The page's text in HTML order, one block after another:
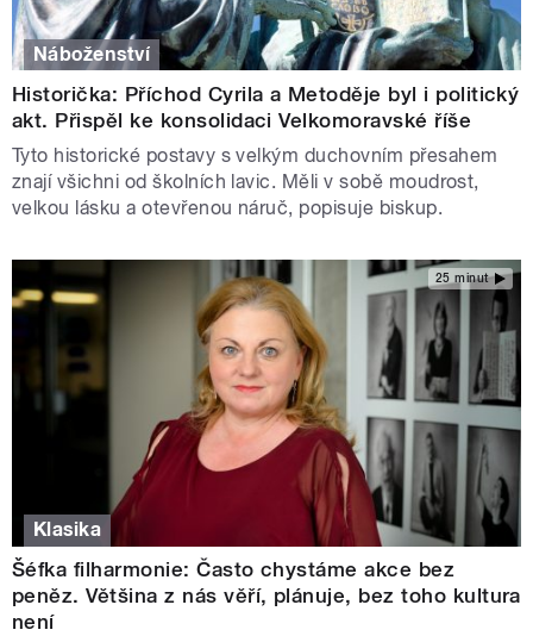
Náboženství
Historička: Příchod Cyrila a Metoděje byl i politický
akt. Přispěl ke konsolidaci Velkomoravské říše
Tyto historické postavy s velkým duchovním přesahem
znají všichni od školních lavic. Měli v sobě moudrost,
velkou lásku a otevřenou náruč, popisuje biskup.
25 minut
Klasika
Šéfka filharmonie: Často chystáme akce bez
peněz. Většina z nás věří, plánuje, bez toho kultura
není